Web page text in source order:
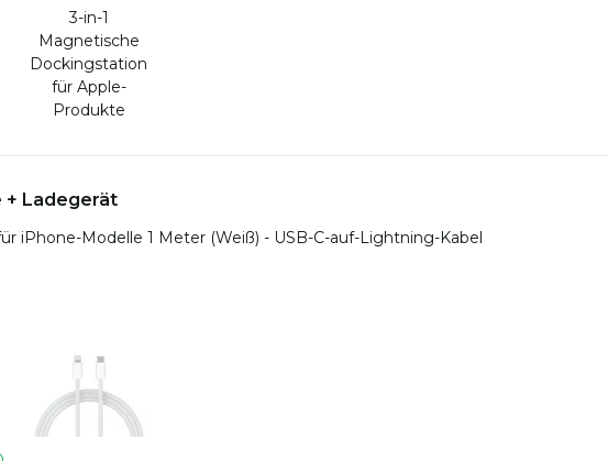
3-in-1
Magnetische
Dockingstation
für Apple-
Produkte
+ Ladegerät
iPhone-Modelle 1 Meter (Weiß) - USB-C-auf-Lightning-Kabel